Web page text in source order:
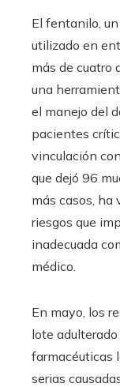
El fentanilo,
utilizado en
más de cuatro
una
el manejo del
pacientes
vinculación
que dejó 96
más casos, ha
riesgos que
inadecuada
médico.
En mayo, los
lote
farmacéuticas
serias